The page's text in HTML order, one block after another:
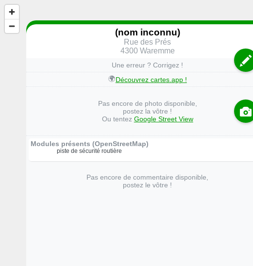
(nom inconnu)
Rue des Prés
4300 Waremme
Une erreur ? Corrigez !
🌍Découvrez cartes.app !
Pas encore de photo disponible,
postez la vôtre !
Ou tentez Google Street View
Modules présents (OpenStreetMap)
piste de sécurité routière
Pas encore de commentaire disponible,
postez le vôtre !